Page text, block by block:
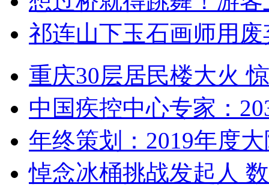
祁连山下玉石画师用
重庆30层居民楼大火
中国疾控中心专家：
年终策划：2019年度
悼念冰桶挑战发起人